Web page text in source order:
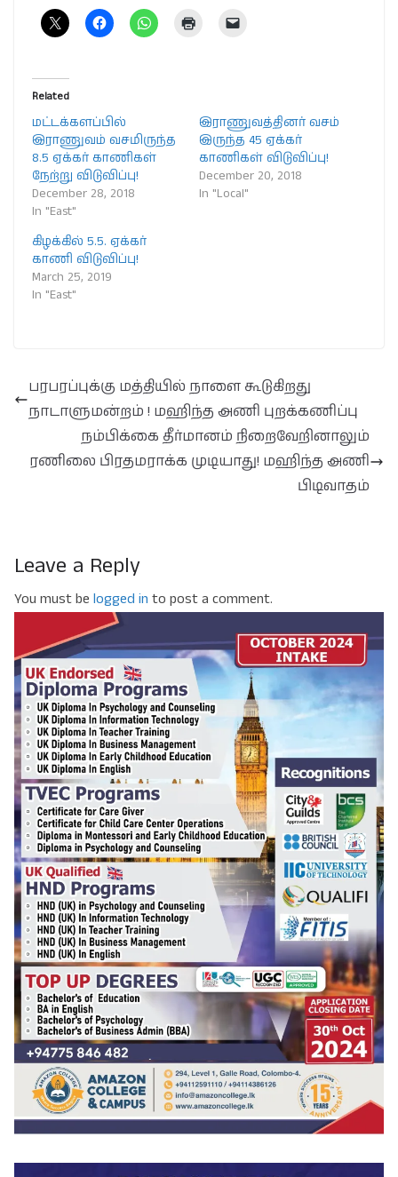
Related
மட்டக்களப்பில்
இராணுவம் வசமிருந்த
8.5 ஏக்கர் காணிகள்
நேற்று விடுவிப்பு!
December 28, 2018
In "East"
இராணுவத்தினர் வசம்
இருந்த 45 ஏக்கர்
காணிகள் விடுவிப்பு!
December 20, 2018
In "Local"
கிழக்கில் 5.5. ஏக்கர்
காணி விடுவிப்பு!
March 25, 2019
In "East"
பரபரப்புக்கு மத்தியில் நாளை கூடுகிறது
நாடாளுமன்றம் ! மஹிந்த அணி புறக்கணிப்பு
நம்பிக்கை தீர்மானம் நிறைவேறினாலும்
ரணிலை பிரதமராக்க முடியாது! மஹிந்த அணி
பிடிவாதம்
Leave a Reply
You must be logged in to post a comment.